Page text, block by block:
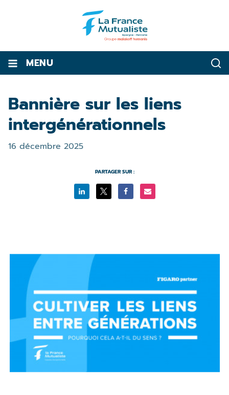
MENU
Bannière sur les liens
intergénérationnels
16 décembre 2025
PARTAGER SUR :